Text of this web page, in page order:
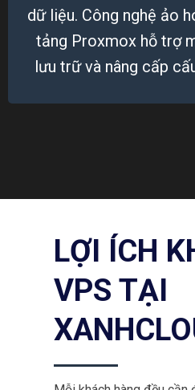
dữ liệu. Công nghệ ảo
tảng Proxmox hỗ trợ
lưu trữ và nâng cấp
LỢI ÍCH
VPS TẠI